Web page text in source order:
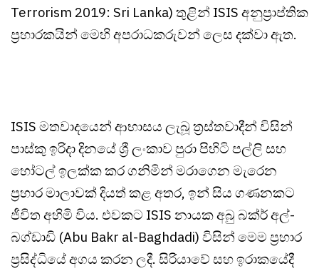
Terrorism 2019: Sri Lanka) තුළින් ISIS අනුප්‍රාප්තික
ප්‍රහාරකයින් මෙහි අපරාධකරුවන් ලෙස දක්වා ඇත.
ISIS මතවාදයෙන් ආභාසය ලැබූ ත්‍රස්තවාදීන් විසින්
පාස්කු ඉරිදා දිනයේ ශ්‍රී ලංකාව පුරා පිහිටි පල්ලි සහ
හෝටල් ඉලක්ක කර ගනිමින් මරාගෙන මැරෙන
ප්‍රහාර මාලාවක් දියත් කළ අතර, ඉන් සිය ගණනකට
ජීවිත අහිමි විය. එවකට ISIS නායක අබු බක්ර් අල්-
බග්ඩාඩි (Abu Bakr al-Baghdadi) විසින් මෙම ප්‍රහාර
ප්‍රසිද්ධියේ අගය කරන ලදී. සිරියාවේ සහ ඉරාකයේදී